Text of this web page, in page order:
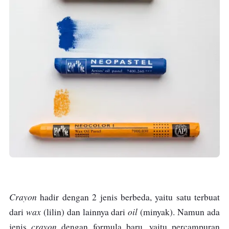
Crayon hadir dengan 2 jenis berbeda, yaitu satu terbuat
dari wax(lilin) dan lainnya dari oil (minyak). Namun ada
jeniscrayon dengan formula baru, yaitu percampuran